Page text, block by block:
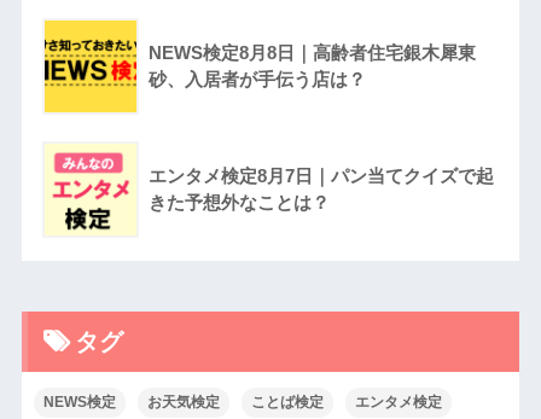
NEWS検定8月8日｜高齢者住宅銀木犀東
砂、入居者が手伝う店は？
エンタメ検定8月7日｜パン当てクイズで起
きた予想外なことは？
タグ
NEWS検定 お天気検定 ことば検定 エンタメ検定